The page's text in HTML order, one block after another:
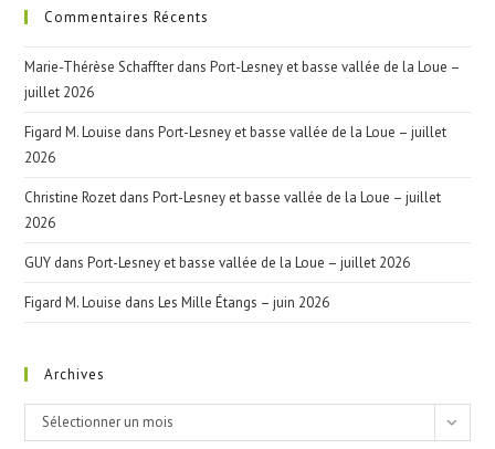
Commentaires Récents
Marie-Thérèse Schaffter dansPort-Lesney et basse vallée de la Loue –
juillet 2026
Figard M. Louise dansPort-Lesney et basse vallée de la Loue – juillet
2026
Christine Rozet dansPort-Lesney et basse vallée de la Loue – juillet
2026
GUY dansPort-Lesney et basse vallée de la Loue – juillet 2026
Figard M. Louise dansLes Mille Étangs – juin 2026
Archives
Archives
Sélectionner un mois